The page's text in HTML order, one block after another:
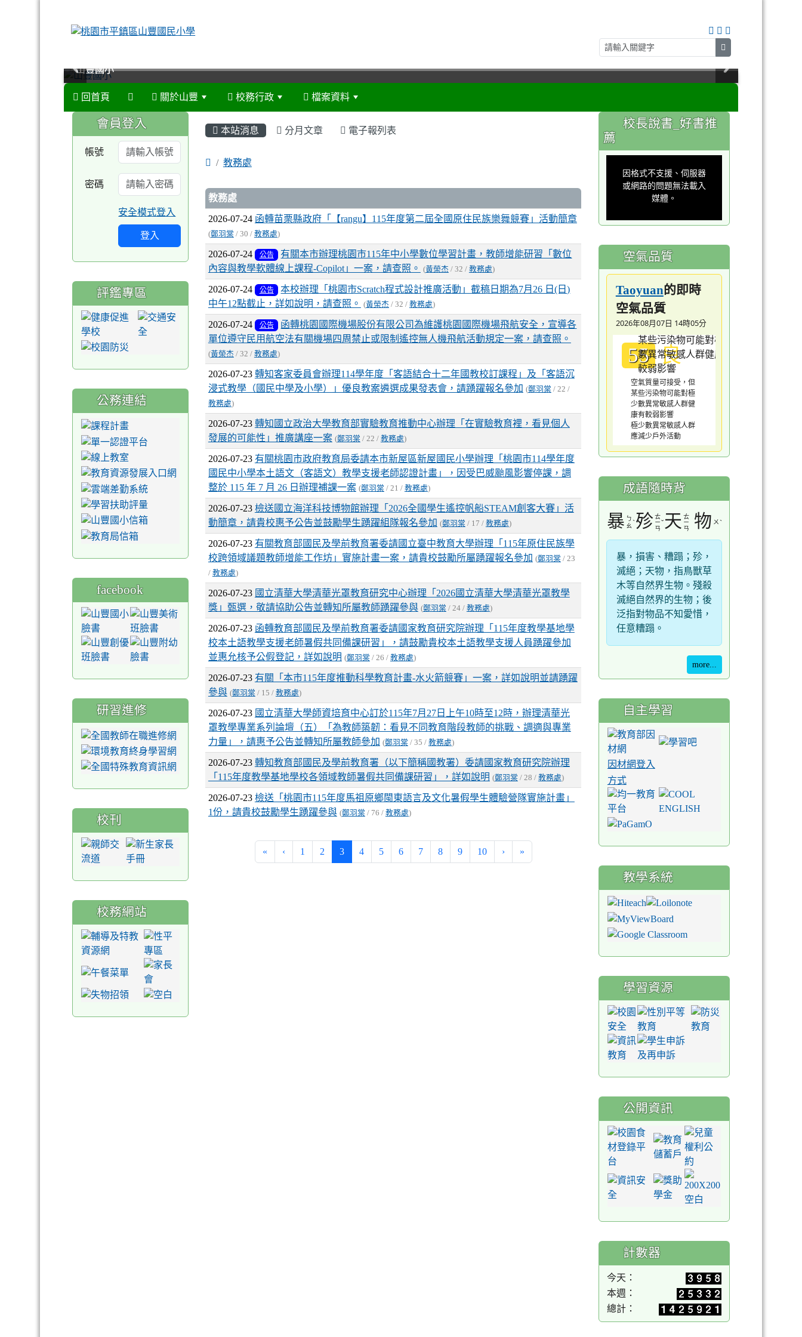
search
山豐國小
山豐國小
山豐國小
山豐國小
回首頁 關於山豐 校務行政 檔案資料
本站消息 分月文章 電子報列表
教務處
文章列表
教務處
2026-07-24 函轉苗栗縣政府「【rangu】115年度第二屆全國原住民族樂舞競賽」活動簡章
(鄭羽棠 / 30 / 教務處)
2026-07-24 公告
有關本市辦理桃園市115年中小學數位學習計畫，教師增能研習「數位
內容與教學軟體線上課程-Copilot」一案，請查照。
(黃榮杰 / 32 / 教務處)
2026-07-24 公告
本校辦理「桃園市Scratch程式設計推廣活動」截稿日期為7月26 日(日)
中午12點截止，詳如說明，請查照。
(黃榮杰 / 32 / 教務處)
2026-07-24 公告
函轉桃園國際機場股份有限公司為維護桃園國際機場飛航安全，宣導各
單位遵守民用航空法有關機場四周禁止或限制遙控無人機飛航活動規定一案，請查照。
(黃榮杰 / 32 / 教務處)
2026-07-23 轉知客家委員會辦理114學年度「客語結合十二年國教校訂課程」及「客語沉
浸式教學（國民中學及小學）」優良教案遴選成果發表會，請踴躍報名參加 (鄭羽棠 / 22 /
教務處)
2026-07-23 轉知國立政治大學教育部實驗教育推動中心辦理「在實驗教育裡，看見個人
發展的可能性」推廣講座一案 (鄭羽棠 / 22 / 教務處)
2026-07-23 有關桃園市政府教育局委請本市新屋區新屋國民小學辦理「桃園市114學年度
國民中小學本土語文（客語文）教學支援老師認證計畫」，因受巴威颱風影響停課，調
整於 115 年 7 月 26 日辦理補課一案 (鄭羽棠 / 21 / 教務處)
2026-07-23 檢送國立海洋科技博物館辦理「2026全國學生遙控帆船STEAM創客大賽」活
動簡章，請貴校惠予公告並鼓勵學生踴躍組隊報名參加 (鄭羽棠 / 17 / 教務處)
2026-07-23 有關教育部國民及學前教育署委請國立臺中教育大學辦理「115年原住民族學
校跨領域議題教師增能工作坊」實施計畫一案，請貴校鼓勵所屬踴躍報名參加 (鄭羽棠 / 23
/ 教務處)
2026-07-23 國立清華大學清華光罩教育研究中心辦理「2026國立清華大學清華光罩教學
獎」甄選，敬請協助公告並轉知所屬教師踴躍參與 (鄭羽棠 / 24 / 教務處)
2026-07-23 函轉教育部國民及學前教育署委請國家教育研究院辦理「115年度教學基地學
校本土語教學支援老師暑假共同備課研習」，請鼓勵貴校本土語教學支援人員踴躍參加
並惠允核予公假登記，詳如說明 (鄭羽棠 / 26 / 教務處)
2026-07-23 有關「本市115年度推動科學教育計畫-水火箭競賽」一案，詳如說明並請踴躍
參與 (鄭羽棠 / 15 / 教務處)
2026-07-23 國立清華大學師資培育中心訂於115年7月27日上午10時至12時，辦理清華光
罩教學專業系列論壇（五）「為教師築韌：看見不同教育階段教師的挑戰、調適與專業
力量」，請惠予公告並轉知所屬教師參加 (鄭羽棠 / 35 / 教務處)
2026-07-23 轉知教育部國民及學前教育署（以下簡稱國教署）委請國家教育研究院辦理
「115年度教學基地學校各領域教師暑假共同備課研習」，詳如說明 (鄭羽棠 / 28 / 教務處)
2026-07-23 檢送「桃園市115年度馬祖原鄉閩東語言及文化暑假學生體驗營隊實施計畫」
1份，請貴校鼓勵學生踴躍參與 (鄭羽棠 / 76 / 教務處)
« ‹ 1 2 3(current)
4 5 6 7 8 9 10 › »
:::
會員登入
帳號
密碼
安全模式登入
登入
評鑑專區
公務連結
facebook
研習進修
校刊
校務網站
:::
校長說書_好書推
薦
window.
因格式不支援、伺服器
或網路的問題無法載入
媒體。
空氣品質
Taoyuan的即時
空氣品質
2026年08月07日 14時05分
55 良
空氣質量可接受，但
某些污染物可能對極
少數異常敏感人群健
康有較弱影響
極少數異常敏感人群
應減少戶外活動
成語隨時背
暴 ㄅ
ㄠ ˋ殄 ㄊ
ㄧ
ㄢ
ˇ 天 ㄊ
ㄧ
ㄢ
物 ㄨ ˋ
暴，損害、糟蹋；殄，
滅絕；天物，指鳥獸草
木等自然界生物。殘殺
滅絕自然界的生物；後
泛指對物品不知愛惜，
任意糟蹋。
more...
自主學習
因材網登入
方式
教學系統
學習資源
公開資訊
計數器
今天：
本週：
總計：